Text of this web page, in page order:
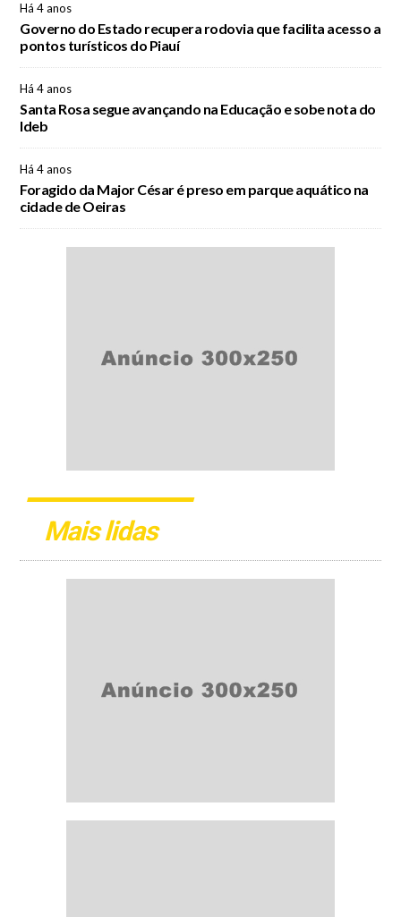
Há 4 anos
Governo do Estado recupera rodovia que facilita acesso a
pontos turísticos do Piauí
Há 4 anos
Santa Rosa segue avançando na Educação e sobe nota do
Ideb
Há 4 anos
Foragido da Major César é preso em parque aquático na
cidade de Oeiras
Mais lidas